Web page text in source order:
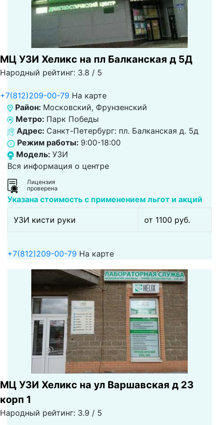
МЦ УЗИ Хеликс на пл Балканская д 5Д
Народный рейтинг: 3.8 / 5
+7(812)209-00-79 На карте
Район: Московский, Фрунзенский
Метро: Парк Победы
Адрес: Санкт-Петербург: пл. Балканская д. 5д
Режим работы: 9:00-18:00
Модель: УЗИ
Вся информация о центре
Лицензия
проверена
Указана стоимость с применением льгот и акций
УЗИ кисти руки от 1100 pуб.
+7(812)209-00-79 На карте
МЦ УЗИ Хеликс на ул Варшавская д 23
корп 1
Народный рейтинг: 3.9 / 5